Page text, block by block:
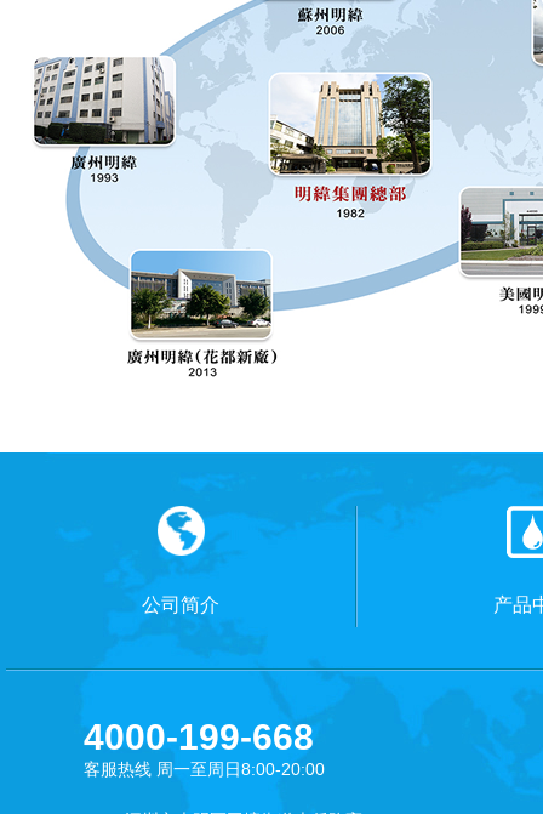
公司简介 产品
4000-199-668
客服热线 周一至周日8:00-20:00